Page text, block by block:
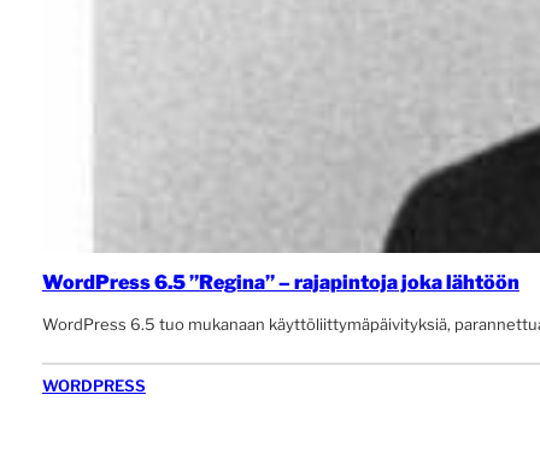
WordPress 6.5 ”Regina” – rajapintoja joka lähtöön
WordPress 6.5 tuo mukanaan käyttöliittymäpäivityksiä,
WORDPRESS